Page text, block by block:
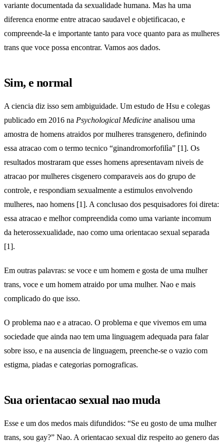
variante documentada da sexualidade humana. Mas ha uma
diferenca enorme entre atracao saudavel e objetificacao, e
compreende-la e importante tanto para voce quanto para as mulheres
trans que voce possa encontrar. Vamos aos dados.
Sim, e normal
A ciencia diz isso sem ambiguidade. Um estudo de Hsu e colegas
publicado em 2016 na Psychological Medicine analisou uma
amostra de homens atraidos por mulheres transgenero, definindo
essa atracao com o termo tecnico “ginandromorfofilìa” [1]. Os
resultados mostraram que esses homens apresentavam niveis de
atracao por mulheres cisgenero comparaveis aos do grupo de
controle, e respondiam sexualmente a estimulos envolvendo
mulheres, nao homens [1]. A conclusao dos pesquisadores foi direta:
essa atracao e melhor compreendida como uma variante incomum
da heterossexualidade, nao como uma orientacao sexual separada
[1].
Em outras palavras: se voce e um homem e gosta de uma mulher
trans, voce e um homem atraido por uma mulher. Nao e mais
complicado do que isso.
O problema nao e a atracao. O problema e que vivemos em uma
sociedade que ainda nao tem uma linguagem adequada para falar
sobre isso, e na ausencia de linguagem, preenche-se o vazio com
estigma, piadas e categorias pornograficas.
Sua orientacao sexual nao muda
Esse e um dos medos mais difundidos: “Se eu gosto de uma mulher
trans, sou gay?” Nao. A orientacao sexual diz respeito ao genero das